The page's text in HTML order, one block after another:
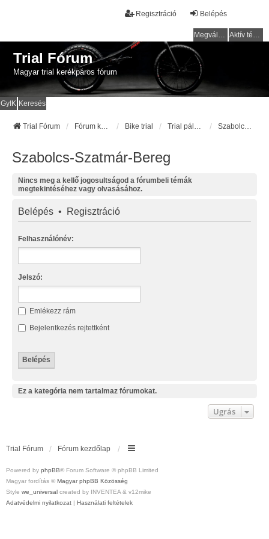
Belépés
Regisztráció
Megválaszolatlan témák Aktív témák
Trial Fórum
Magyar trial kerékpáros fórum
GyIK Keresés
Trial Fórum Bike trial
Szabolcs-Szatmár-Bereg
Nincs meg a kellő jogosultságod a fórumbeli témák
megtekintéséhez vagy olvasásához.
Belépés • Regisztráció
Felhasználónév:
Jelszó:
Emlékezz rám
Bejelentkezés rejtettként
Ez a kategória nem tartalmaz fórumokat.
Ugrás
Trial Fórum Fórum kezdőlap
Powered by phpBB® Forum Software © phpBB Limited
Magyar fordítás © Magyar phpBB Közösség
Style we_universal created by INVENTEA & v12mike
Adatvédelmi nyilatkozat | Használati feltételek